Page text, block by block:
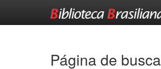
Página de busca